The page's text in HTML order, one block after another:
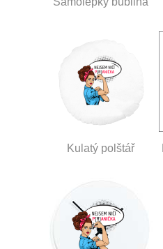
Kulatý polštář